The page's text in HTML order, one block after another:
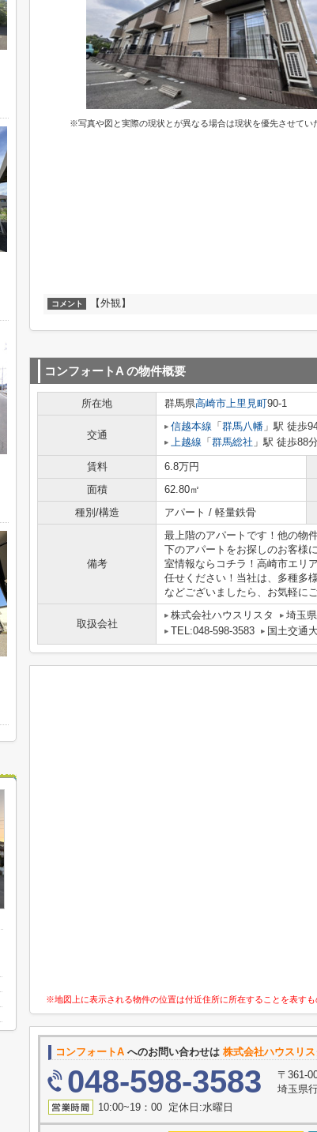
※写真や図と実際の現状とが異なる場合は現状を優先させてい
コメント 【外観】
コンフォートA の物件概要
所在地 群馬県高崎市上里見町90-1
交通
信越本線 「 群馬八幡 」駅 徒歩
上越線 「 群馬総社 」駅 徒歩88分
賃料 6.8万円
面積
62.80㎡
種別/構造
アパート / 軽量鉄骨
備考
最上階のアパートです！他の物
下のアパートをお探しのお客様
室情報ならコチラ！高崎市エリ
任せください！当社は、多種多
などございましたら、お気軽に
取扱会社
株式会社ハウスリスタ
埼玉
TEL:048-598-3583
国土交通
※地図上に表示される物件の位置は付近住所に所在することを表す
コンフォートA へのお問い合わせは 株式会社ハウスリ
048-598-3583
〒361-
埼玉県
10:00~19：00 定休日:水曜日